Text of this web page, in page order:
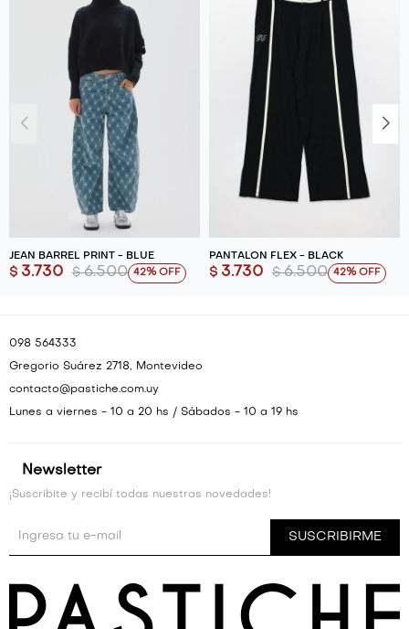
JEAN BARREL PRINT - BLUE
$ 3.730 $ 6.500 42
PANTALÓN FLEX - BLACK
$ 3.730 $ 6.500 42
Newsletter
¡Suscribite y recibí todas nuestras novedades!
SUSCRIBIRME
098 564333
Gregorio Suárez 2718, Montevideo
contacto@pastiche.com.uy
Lunes a viernes - 10 a 20 hs / Sábados - 10 a 19 hs